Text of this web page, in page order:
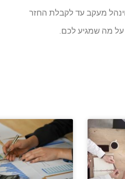
מעקב עד לקבלת החזר
מה שמגיע לכם.